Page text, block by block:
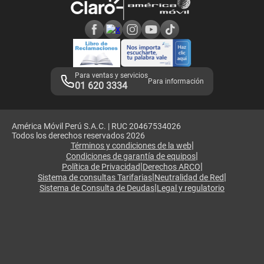
Adquirientes iPhone 6, 6S y SE
Mensaje de Seguridad
Términos y Condiciones de Tienda Claro
Libro de Reclamaciones
Legales de marketplace
Para ventas y servicios
01 620 3334 Para información
América Móvil Perú S.A.C. | RUC 20467534026
Todos los derechos reservados 2026
Términos y condiciones de la web|
Condiciones de garantía de equipos|
Política de Privacidad|Derechos ARCO|
Sistema de consultas Tarifarias|Neutralidad de Red|
Sistema de Consulta de Deudas|Legal y regulatorio